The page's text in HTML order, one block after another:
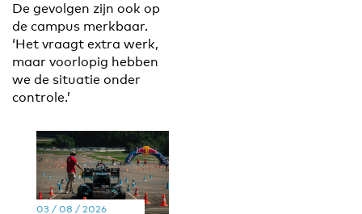
De gevolgen zijn ook op
de campus merkbaar.
‘Het vraagt extra werk,
maar voorlopig hebben
we de situatie onder
controle.’
03 / 08 / 2026